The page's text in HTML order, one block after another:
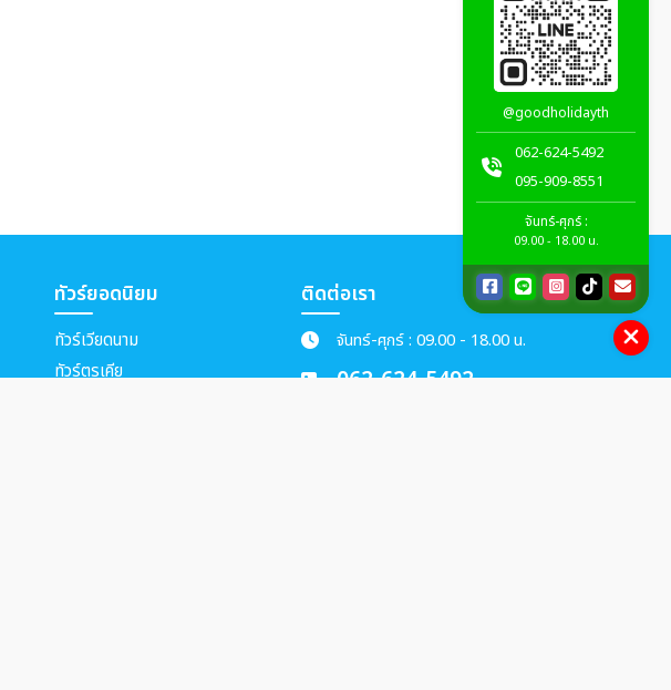
ทัวร์ยอดนิยม
ทัวร์เวียดนาม
ทัวร์ตุรเคีย
ติดต่อเรา
จันทร์-ศุกร์ : 09.00 - 18.00 น.
062-624-5492
@goodholidayth
062-624-5492
095-909-8551
จันทร์-ศุกร์ :
09.00 - 18.00 น.